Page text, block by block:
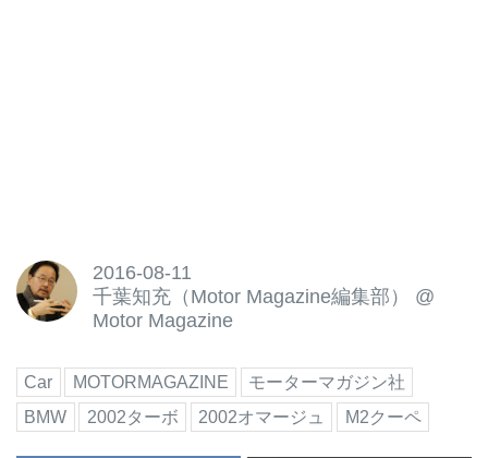
2016-08-11
千葉知充（Motor Magazine編集部）
@
Motor Magazine
Car MOTORMAGAZINE
モーターマガジン社
BMW
2002ターボ 2002オマージュ M2クーペ